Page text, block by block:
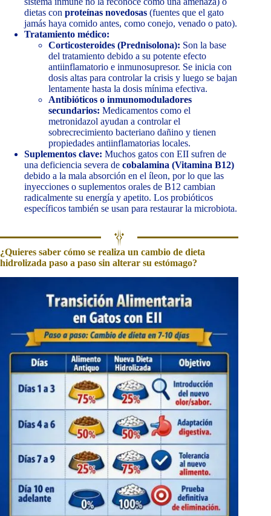
dietas con proteínas novedosas (fuentes que el gato
jamás haya comido antes, como conejo, venado o pato).
Tratamiento médico:
Corticosteroides (Prednisolona): Son la base
del tratamiento debido a su potente efecto
antiinflamatorio e inmunosupresor. Se inicia con
dosis altas para controlar la crisis y luego se bajan
lentamente hasta la dosis mínima efectiva.
Antibióticos o inmunomoduladores
secundarios: Medicamentos como el
metronidazol ayudan a controlar el
sobrecrecimiento bacteriano dañino y tienen
propiedades antiinflamatorias locales.
Suplementos clave: Muchos gatos con EII sufren de
una deficiencia severa de cobalamina (Vitamina B12)
debido a la mala absorción en el íleon, por lo que las
inyecciones o suplementos orales de B12 cambian
radicalmente su energía y apetito. Los probióticos
específicos también se usan para restaurar la microbiota.
¿Quieres saber cómo se realiza un cambio de dieta
hidrolizada paso a paso sin alterar su estómago?